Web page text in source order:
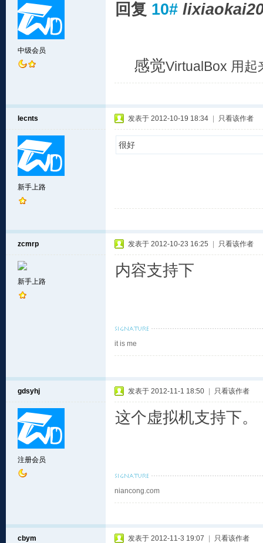
中级会员
回复 10#
感觉VirtualBox 用起
lecnts
新手上路
发表于 2012-10-19 18:34 只看该作者
很好
zcmrp
新手上路
发表于 2012-10-23 16:25 只看该作者
内容支持下
it is me
gdsyhj
注册会员
发表于 2012-11-1 18:50 只看该作者
这个虚拟机支持下。
niancong.com
cbym 发表于 2012-11-3 19:07 只看该作者